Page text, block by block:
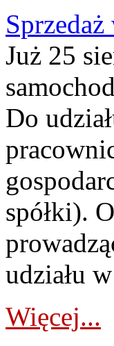
Już 25
Do
spółki).
udziału
Więcej...